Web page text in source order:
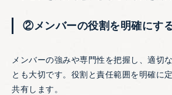
②メンバーの役割を明確にす
メンバーの強みや専門性を把握し、適切
とも大切です。役割と責任範囲を明確に
共有します。